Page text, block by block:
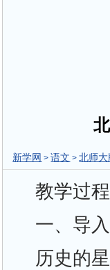
新学网 >语文 >北师
教学过程
一、导
历史的